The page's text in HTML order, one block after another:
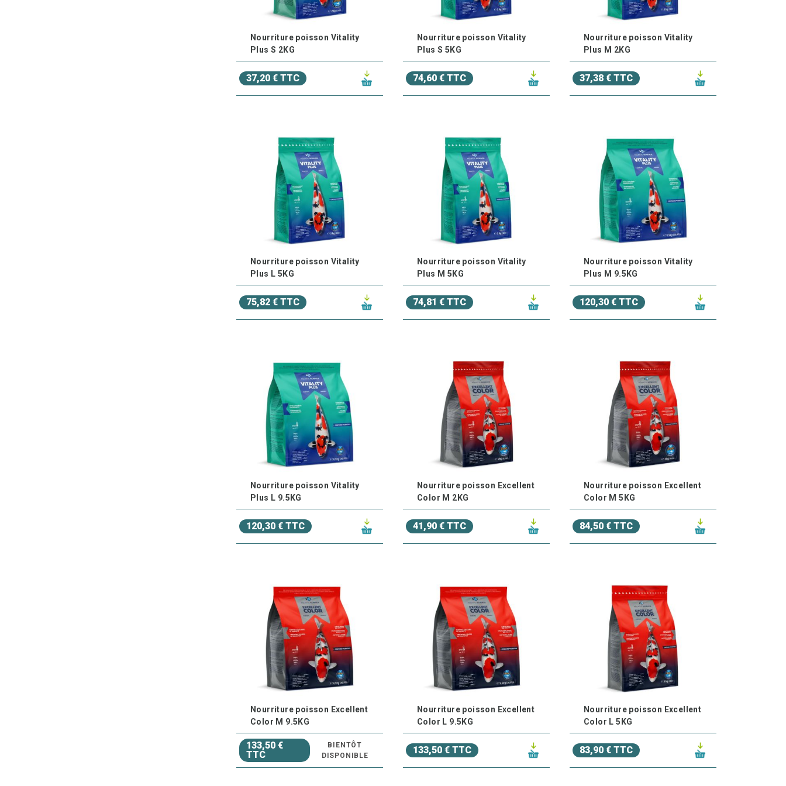
Nourriture poisson Vitality
Plus S 2KG
37,20 € TTC
Nourriture poisson Vitality
Plus S 5KG
74,60 € TTC
Nourriture poisson Vitality
Plus M 2KG
37,38 € TTC
Nourriture poisson Vitality
Plus L 5KG
75,82 € TTC
Nourriture poisson Vitality
Plus M 5KG
74,81 € TTC
Nourriture poisson Vitality
Plus M 9.5KG
120,30 € TTC
Nourriture poisson Vitality
Plus L 9.5KG
120,30 € TTC
Nourriture poisson Excellent
Color M 2KG
41,90 € TTC
Nourriture poisson Excellent
Color M 5KG
84,50 € TTC
Nourriture poisson Excellent
Color M 9.5KG
133,50 €
TTC
BIENTÔT
DISPONIBLE
Nourriture poisson Excellent
Color L 9.5KG
133,50 € TTC
Nourriture poisson Excellent
Color L 5KG
83,90 € TTC